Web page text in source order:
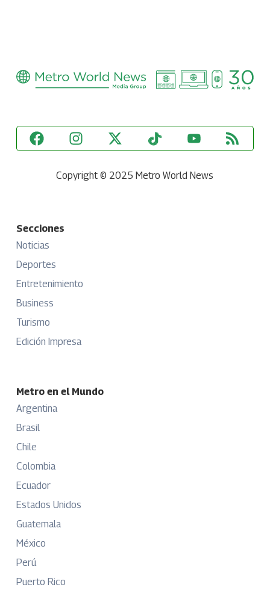
Copyright © 2025 Metro World News
Secciones
Noticias
Deportes
Entretenimiento
Business
Turismo
Edición Impresa
Metro en el Mundo
Argentina
Brasil
Chile
Colombia
Ecuador
Estados Unidos
Guatemala
México
Perú
Puerto Rico